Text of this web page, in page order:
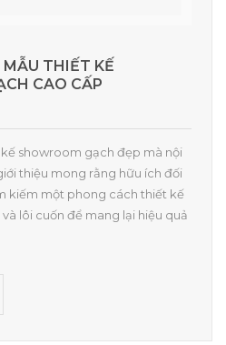
MẪU THIẾT KẾ
CAO CẤP
showroom gạch đẹp mà nội
thiệu mong rằng hữu ích đối
kiếm một phong cách thiết kế
lôi cuốn để mang lại hiệu quả